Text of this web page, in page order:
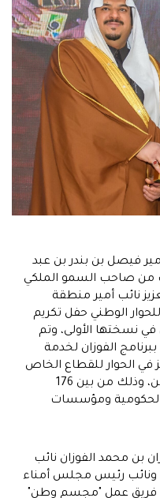
فيصل بن بندر بن عبد
من صاحب السمو الملكي
نائب أمير منطقة
الوطني حفل تكريم
في نسختها الأولى، وتم
الفوزان لخدمة
في الحوار للقطاع الخاص
عن تأسيسها لمسابقة مجسم وطن، وذلك من بين 176
ومؤسسات
بن محمد الفوزان نائب
ونائب رئيس مجلس أمناء
فريق عمل "مجسم وطن"